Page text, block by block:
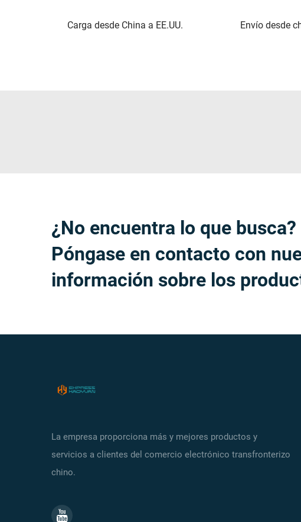
Carga desde China a EE.UU.
Envío desde
¿No encuentra lo que busca?
Póngase en contacto con
información sobre los
La empresa proporciona más y mejores productos y
servicios a clientes del comercio electrónico transfronterizo
chino.